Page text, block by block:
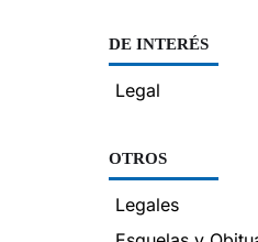
DE INTERÉS
Legal
OTROS
Legales